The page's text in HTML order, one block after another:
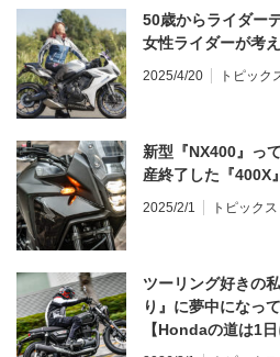
50歳からライダー
女性ライダーが考
2025/4/20 トピック
新型『NX400』っ
産終了した『400X
2025/2/1 トピックス
ツーリング好きの
り』に夢中になっ
【Hondaの道は1
ンプレ・レビュー